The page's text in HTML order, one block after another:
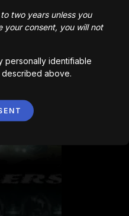
two years unless you
your consent, you will not
personally identifiable
above.